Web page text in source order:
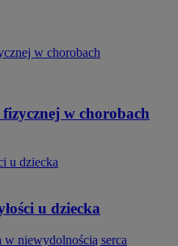
w chorobach
u dziecka